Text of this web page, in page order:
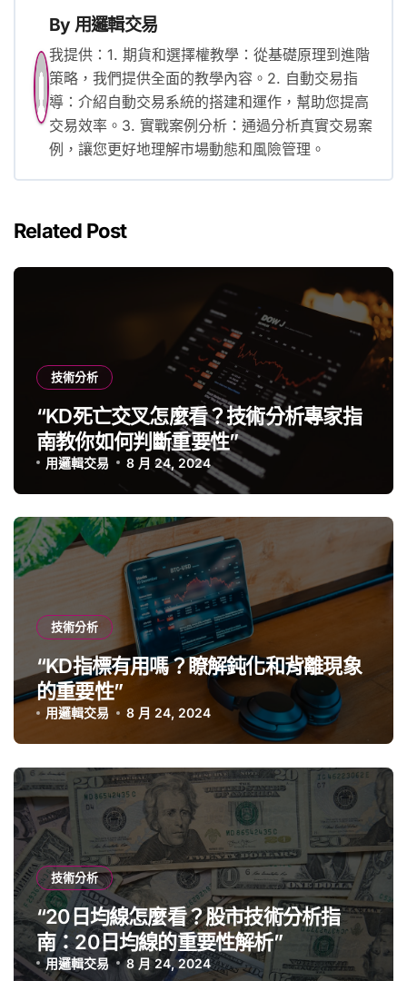
By 用邏輯交易
我提供：1. 期貨和選擇權教學：從基礎原理到進階
策略，我們提供全面的教學內容。2. 自動交易指
導：介紹自動交易系統的搭建和運作，幫助您提高
交易效率。3. 實戰案例分析：通過分析真實交易案
例，讓您更好地理解市場動態和風險管理。
Related Post
技術分析
“KD死亡交叉怎麼看？技術分析專家指
南教你如何判斷重要性”
用邏輯交易 8 月 24, 2024
技術分析
“KD指標有用嗎？瞭解鈍化和背離現象
的重要性”
用邏輯交易 8 月 24, 2024
技術分析
“20日均線怎麼看？股市技術分析指
南：20日均線的重要性解析”
用邏輯交易 8 月 24, 2024